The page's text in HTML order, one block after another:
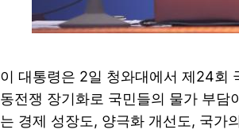
이 대통령은 2일 청와대에서 제24회
동전쟁 장기화로 국민들의 물가 부담
는 경제 성장도, 양극화 개선도, 국가